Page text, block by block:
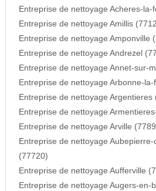
Entreprise de nettoyage Acheres-la-
Entreprise de nettoyage Amillis
Entreprise de nettoyage Amponville
Entreprise de nettoyage Andrezel
Entreprise de nettoyage Annet-sur-
Entreprise de nettoyage Arbonne-
Entreprise de nettoyage Argentieres
Entreprise de nettoyage
Entreprise de nettoyage Arville
Entreprise de nettoyage
(77720)
Entreprise de nettoyage Aufferville
Entreprise de nettoyage Augers-en-